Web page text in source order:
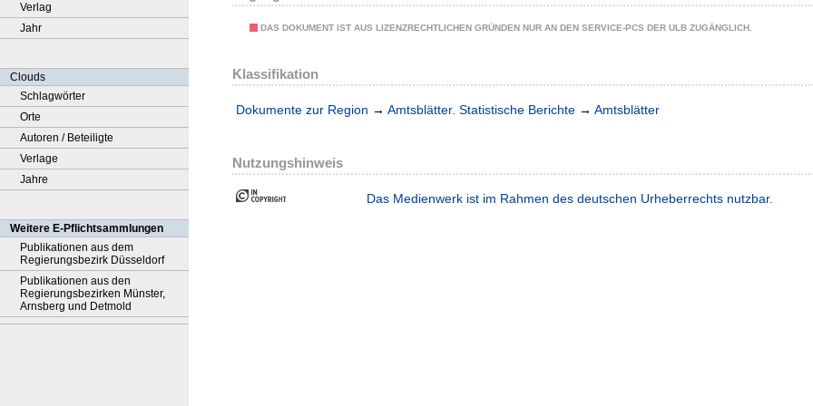
Verlag
Jahr
Clouds
Schlagwörter
Orte
Autoren / Beteiligte
Verlage
Jahre
Weitere E-Pflichtsammlungen
Publikationen aus dem
Regierungsbezirk Düsseldorf
Publikationen aus den
Regierungsbezirken Münster,
Arnsberg und Detmold
DAS DOKUMENT IST AUS LIZENZRECHTLICHEN GRÜNDEN NUR AN DEN SERVICE-PCS DER ULB ZUGÄNGLICH.
Klassifikation
Dokumente zur Region → Amtsblätter. Statistische Berichte → Amtsblätter
Nutzungshinweis
Das Medienwerk ist im Rahmen des deutschen Urheberrechts nutzbar.